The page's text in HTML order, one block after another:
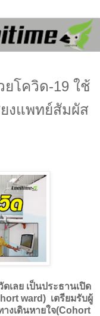
โควิด-19 ใช้
งแพทย์สัมผัส
ลย เป็นประธานเปิด
ward) เตรียมรับผู้
งเดินหายใจ(Cohort